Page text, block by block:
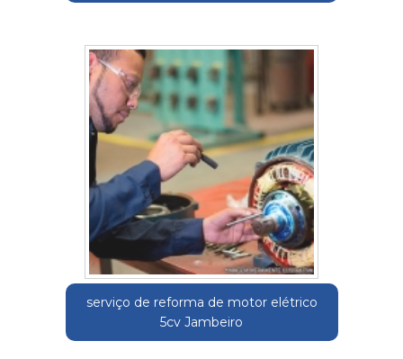
serviço de reforma de motor elétrico
5cv Jambeiro